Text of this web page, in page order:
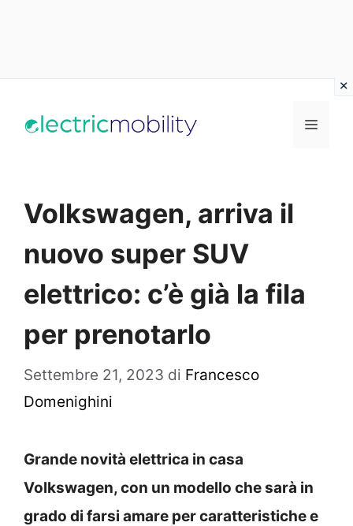
Menu
Volkswagen, arriva il
nuovo super SUV
elettrico: c’è già la fila
per prenotarlo
Settembre 21, 2023 di Francesco
Domenighini
Grande novità elettrica in casa
Volkswagen, con un modello che sarà in
grado di farsi amare per caratteristiche e